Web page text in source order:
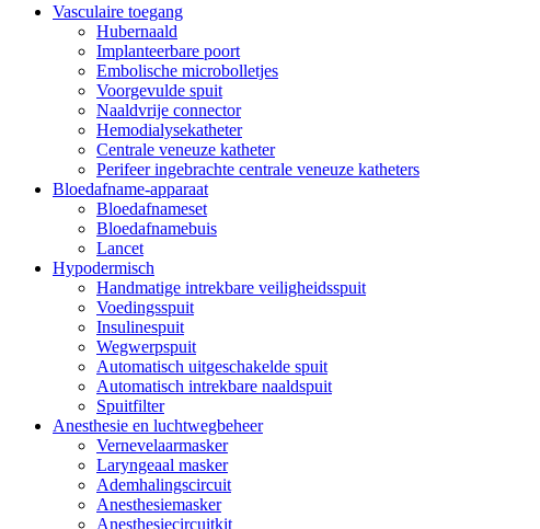
Vasculaire toegang
Hubernaald
Implanteerbare poort
Embolische microbolletjes
Voorgevulde spuit
Naaldvrije connector
Hemodialysekatheter
Centrale veneuze katheter
Perifeer ingebrachte centrale veneuze katheters
Bloedafname-apparaat
Bloedafnameset
Bloedafnamebuis
Lancet
Hypodermisch
Handmatige intrekbare veiligheidsspuit
Voedingsspuit
Insulinespuit
Wegwerpspuit
Automatisch uitgeschakelde spuit
Automatisch intrekbare naaldspuit
Spuitfilter
Anesthesie en luchtwegbeheer
Vernevelaarmasker
Laryngeaal masker
Ademhalingscircuit
Anesthesiemasker
Anesthesiecircuitkit